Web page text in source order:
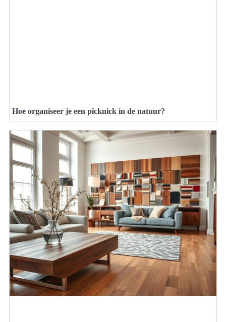
Hoe organiseer je een picknick in de natuur?